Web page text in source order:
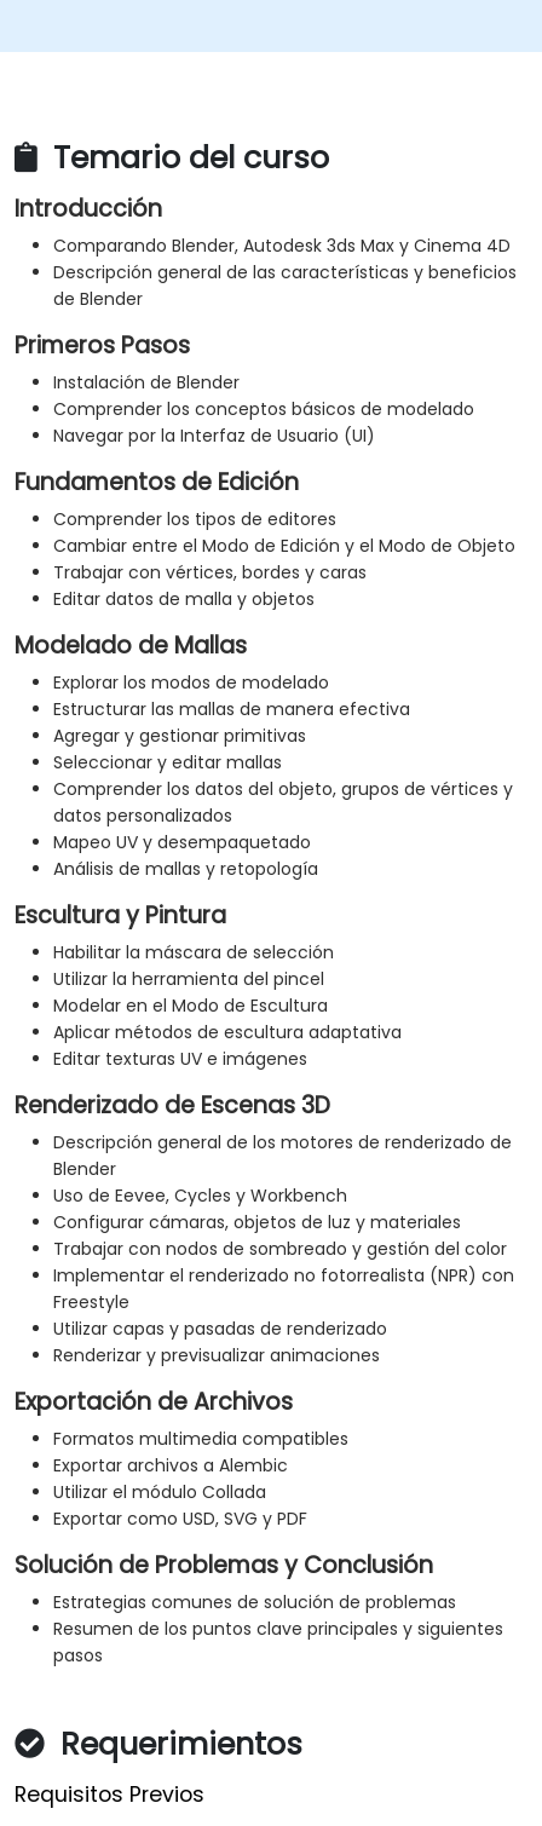
Temario del curso
Introducción
Comparando Blender, Autodesk 3ds Max y Cinema 4D
Descripción general de las características y beneficios
de Blender
Primeros Pasos
Instalación de Blender
Comprender los conceptos básicos de modelado
Navegar por la Interfaz de Usuario (UI)
Fundamentos de Edición
Comprender los tipos de editores
Cambiar entre el Modo de Edición y el Modo de Objeto
Trabajar con vértices, bordes y caras
Editar datos de malla y objetos
Modelado de Mallas
Explorar los modos de modelado
Estructurar las mallas de manera efectiva
Agregar y gestionar primitivas
Seleccionar y editar mallas
Comprender los datos del objeto, grupos de vértices y
datos personalizados
Mapeo UV y desempaquetado
Análisis de mallas y retopología
Escultura y Pintura
Habilitar la máscara de selección
Utilizar la herramienta del pincel
Modelar en el Modo de Escultura
Aplicar métodos de escultura adaptativa
Editar texturas UV e imágenes
Renderizado de Escenas 3D
Descripción general de los motores de renderizado de
Blender
Uso de Eevee, Cycles y Workbench
Configurar cámaras, objetos de luz y materiales
Trabajar con nodos de sombreado y gestión del color
Implementar el renderizado no fotorrealista (NPR) con
Freestyle
Utilizar capas y pasadas de renderizado
Renderizar y previsualizar animaciones
Exportación de Archivos
Formatos multimedia compatibles
Exportar archivos a Alembic
Utilizar el módulo Collada
Exportar como USD, SVG y PDF
Solución de Problemas y Conclusión
Estrategias comunes de solución de problemas
Resumen de los puntos clave principales y siguientes
pasos
Requerimientos
Requisitos Previos